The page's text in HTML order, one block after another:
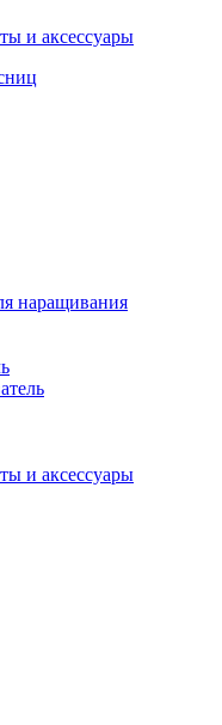
и аксессуары
наращивания
и аксессуары